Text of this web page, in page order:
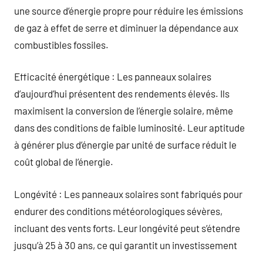
une source d’énergie propre pour réduire les émissions
de gaz à effet de serre et diminuer la dépendance aux
combustibles fossiles.
Efficacité énergétique : Les panneaux solaires
d’aujourd’hui présentent des rendements élevés. Ils
maximisent la conversion de l’énergie solaire, même
dans des conditions de faible luminosité. Leur aptitude
à générer plus d’énergie par unité de surface réduit le
coût global de l’énergie.
Longévité : Les panneaux solaires sont fabriqués pour
endurer des conditions météorologiques sévères,
incluant des vents forts. Leur longévité peut s’étendre
jusqu’à 25 à 30 ans, ce qui garantit un investissement